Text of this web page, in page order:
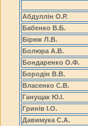
Абдуллін О.Р.
Бабенко В.Б.
Бірюк Л.В.
Болюра А.В.
Бондаренко О.Ф.
Бородін В.В.
Власенко С.В.
Ганущак Ю.І.
Гринів І.О.
Давимука С.А.